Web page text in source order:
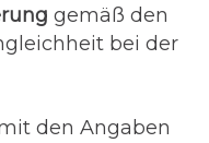
gemäß den
bei der
den Angaben